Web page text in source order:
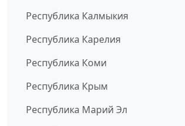
Республика Калмыкия
Республика Карелия
Республика Коми
Республика Крым
Республика Марий Эл